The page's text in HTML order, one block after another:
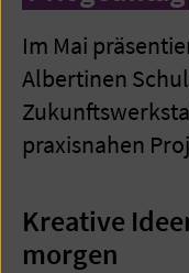
Im Mai
Albertinen
praxisnahen
Kreative
morgen